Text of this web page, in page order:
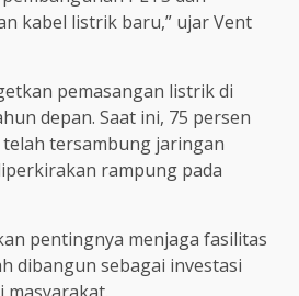
kabel listrik baru,” ujar Vent
pemasangan listrik di
depan. Saat ini, 75 persen
tersambung jaringan
rampung pada
pentingnya menjaga fasilitas
dibangun sebagai investasi